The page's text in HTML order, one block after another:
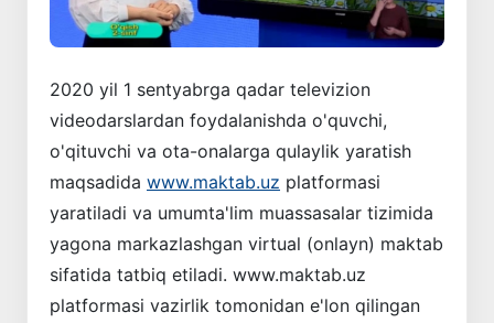
2020 yil 1 sentyabrga qadar televizion
videodarslardan foydalanishda o'quvchi,
o'qituvchi va ota-onalarga qulaylik yaratish
maqsadida www.maktab.uz platformasi
yaratiladi va umumta'lim muassasalar tizimida
yagona markazlashgan virtual (onlayn) maktab
sifatida tatbiq etiladi. www.maktab.uz
platformasi vazirlik tomonidan e'lon qilingan